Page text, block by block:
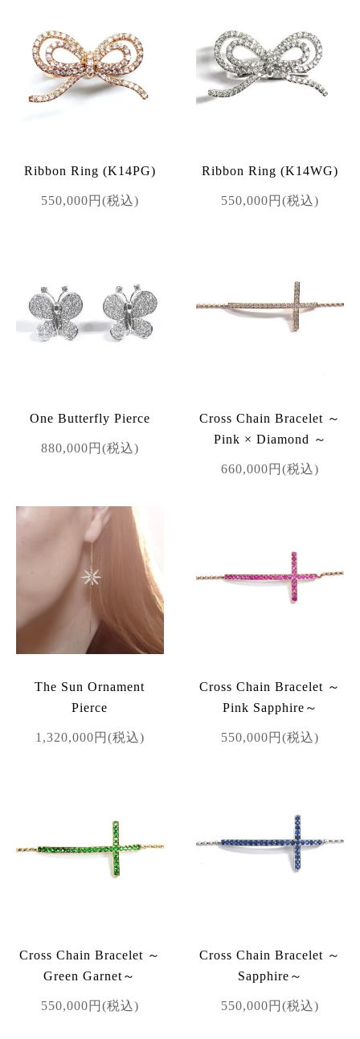
Ribbon Ring (K14PG)
550,000円(税込)
Ribbon Ring (K14WG)
550,000円(税込)
One Butterfly Pierce
880,000円(税込)
Cross Chain Bracelet ～
Pink × Diamond ～
660,000円(税込)
The Sun Ornament
Pierce
1,320,000円(税込)
Cross Chain Bracelet ～
Pink Sapphire～
550,000円(税込)
Cross Chain Bracelet ～
Green Garnet～
550,000円(税込)
Cross Chain Bracelet ～
Sapphire～
550,000円(税込)